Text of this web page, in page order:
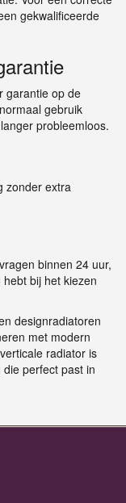
gekwalificeerde
garantie op de
gebruik
probleemloos.
zonder extra
binnen 24 uur,
bij het kiezen
designradiatoren
met modern
radiator is
perfect past in